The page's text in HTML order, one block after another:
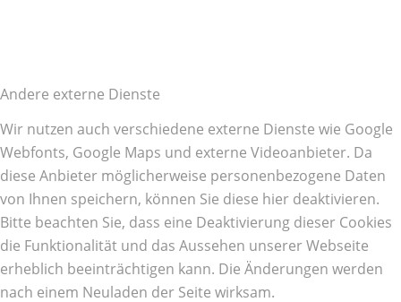
Andere externe Dienste
Wir nutzen auch verschiedene externe Dienste wie Google
Webfonts, Google Maps und externe Videoanbieter. Da
diese Anbieter möglicherweise personenbezogene Daten
von Ihnen speichern, können Sie diese hier deaktivieren.
Bitte beachten Sie, dass eine Deaktivierung dieser Cookies
die Funktionalität und das Aussehen unserer Webseite
erheblich beeinträchtigen kann. Die Änderungen werden
nach einem Neuladen der Seite wirksam.